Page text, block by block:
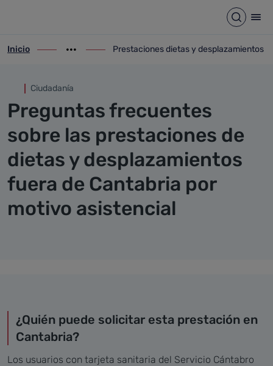
Prestaciones dietas y Abrir
ir-a inicio
Inicio
Mostrar opciones del camino de migas
ir-a Prestaciones dietas y
Prestaciones dietas y desplazamientos
Ciudadanía
Preguntas frecuentes
sobre las prestaciones de
dietas y desplazamientos
fuera de Cantabria por
motivo asistencial
¿Quién puede solicitar esta prestación en
Cantabria?
Los usuarios con tarjeta sanitaria del Servicio Cántabro